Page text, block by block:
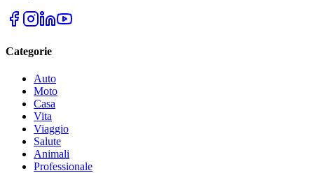
Categorie
Auto
Moto
Casa
Vita
Viaggio
Salute
Animali
Professionale